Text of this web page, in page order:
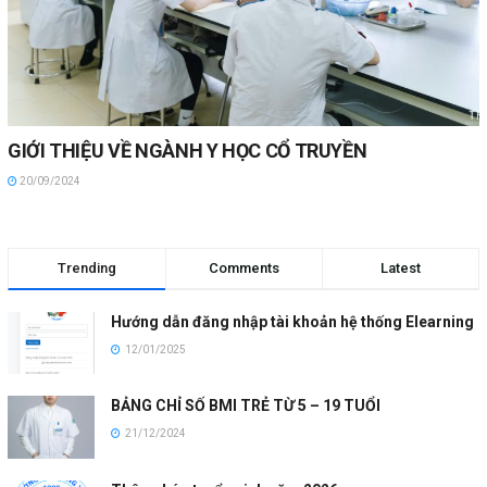
GIỚI THIỆU VỀ NGÀNH Y HỌC CỔ TRUYỀN
20/09/2024
Trending Comments Latest
Hướng dẫn đăng nhập tài khoản hệ thống Elearning
12/01/2025
BẢNG CHỈ SỐ BMI TRẺ TỪ 5 – 19 TUỔI
21/12/2024